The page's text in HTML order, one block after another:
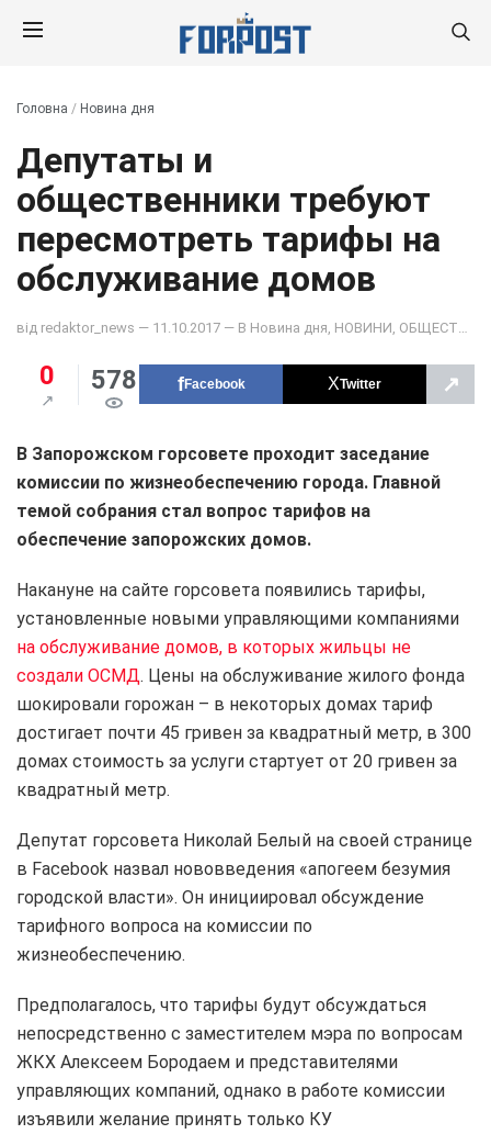
Головна / Новина дня
Депутаты и
общественники требуют
пересмотреть тарифы на
обслуживание домов
від redaktor_news — 11.10.2017 — В Новина дня НОВИНИ ОБЩЕСТВО
0 578 Facebook Twitter ↗
В Запорожском горсовете проходит заседание
комиссии по жизнеобеспечению города. Главной
темой собрания стал вопрос тарифов на
обеспечение запорожских домов.
Накануне на сайте горсовета появились тарифы,
установленные новыми управляющими компаниями
на обслуживание домов, в которых жильцы не
создали ОСМД. Цены на обслуживание жилого фонда
шокировали горожан – в некоторых домах тариф
достигает почти 45 гривен за квадратный метр, в 300
домах стоимость за услуги стартует от 20 гривен за
квадратный метр.
Депутат горсовета Николай Белый на своей странице
в Facebook назвал нововведения «апогеем безумия
городской власти». Он инициировал обсуждение
тарифного вопроса на комиссии по
жизнеобеспечению.
Предполагалось, что тарифы будут обсуждаться
непосредственно с заместителем мэра по вопросам
ЖКХ Алексеем Бородаем и представителями
управляющих компаний, однако в работе комиссии
изъявили желание принять только КУ